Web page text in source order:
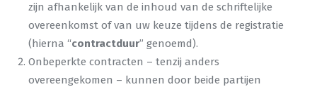
zijn afhankelijk van de inhoud van de schriftelijke
overeenkomst of van uw keuze tijdens de registratie
(hierna “contractduur” genoemd).
Onbeperkte contracten – tenzij anders
overeengekomen – kunnen door beide partijen